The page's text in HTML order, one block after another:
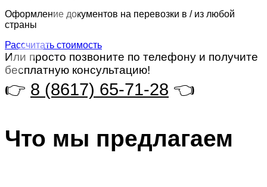
Оформление документов на перевозки в / из любой
страны
Рассчитать стоимость
Или просто позвоните по телефону и получите
бесплатную консультацию!
👉 8 (8617) 65-71-28 👈
Что мы предлагаем